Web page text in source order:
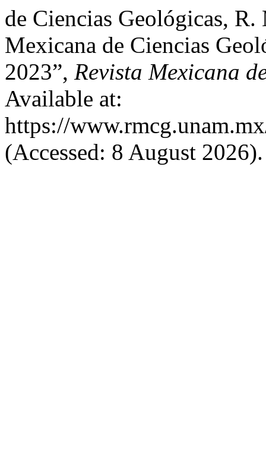
de Ciencias Geológicas,
Mexicana de Ciencias
2023”, Revista Mexicana
Available at:
https://
(Accessed: 8 August 2026).